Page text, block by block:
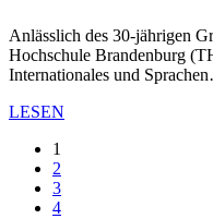
Anlässlich des 30-jährigen
Hochschule Brandenburg
Internationales und
LESEN
1
2
3
4